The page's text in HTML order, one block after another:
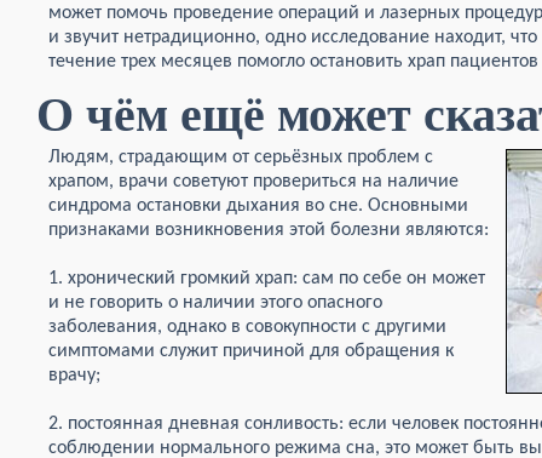
может помочь проведение операций и лазерных процедур.
и звучит нетрадиционно, одно исследование находит,
течение трех месяцев помогло остановить храп
О чём ещё может
Людям, страдающим от серьёзных проблем с
храпом, врачи советуют провериться на наличие
синдрома остановки дыхания во сне. Основными
признаками возникновения этой болезни являются:
1. хронический громкий храп: сам по себе он может
и не говорить о наличии этого опасного
заболевания, однако в совокупности с другими
симптомами служит причиной для обращения к
врачу;
2. постоянная дневная сонливость: если человек
соблюдении нормального режима сна, это может быть